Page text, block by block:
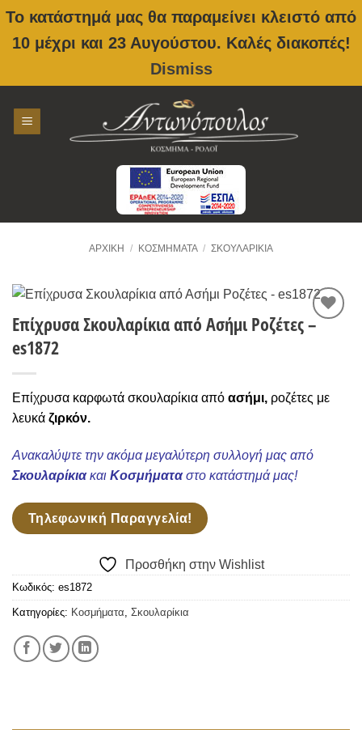
Το κατάστημά μας θα παραμείνει κλειστό από
10 μέχρι και 23 Αυγούστου. Καλές διακοπές!
Dismiss
content
ΑΡΧΙΚΉ / ΚΟΣΜΉΜΑΤΑ / ΣΚΟΥΛΑΡΊΚΙΑ
Προσθήκη
Επίχρυσα Σκουλαρίκια από Ασήμι Ροζέτες –
es1872
Επίχρυσα καρφωτά σκουλαρίκια από ασήμι, ροζέτες με
λευκά ζιρκόν.
Ανακαλύψτε την ακόμα μεγαλύτερη συλλογή μας από
Σκουλαρίκιακαι Κοσμήματαστο κατάστημά μας!
Τηλεφωνική Παραγγελία!
Προσθήκη στην Wishlist
Κωδικός: es1872
Κατηγορίες: Κοσμήματα, Σκουλαρίκια